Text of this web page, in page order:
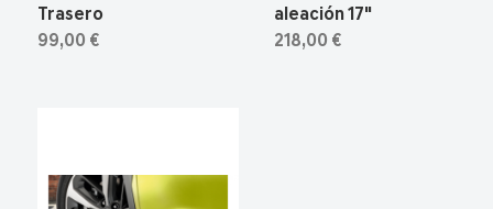
Trasero
99,00 €
aleación 17"
218,00 €